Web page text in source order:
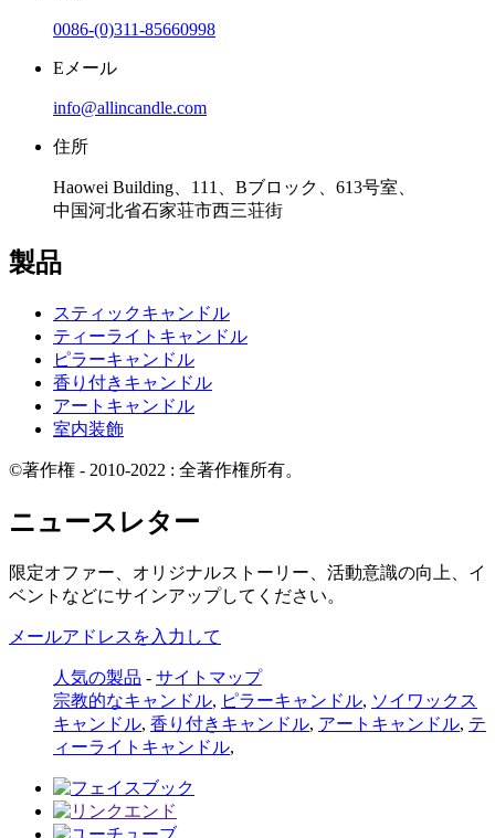
0086-(0)311-85660998
Eメール
info@allincandle.com
住所
Haowei Building、111、Bブロック、613号室、
中国河北省石家荘市西三荘街
製品
スティックキャンドル
ティーライトキャンドル
ピラーキャンドル
香り付きキャンドル
アートキャンドル
室内装飾
©著作権 - 2010-2022 : 全著作権所有。
ニュースレター
限定オファー、オリジナルストーリー、活動意識の向上、イ
ベントなどにサインアップしてください。
メールアドレスを入力して
人気の製品 - サイトマップ
宗教的なキャンドル, ピラーキャンドル, ソイワックス
キャンドル, 香り付きキャンドル, アートキャンドル, テ
ィーライトキャンドル,